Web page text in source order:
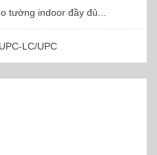
tường indoor đầy đủ...
LC/UPC